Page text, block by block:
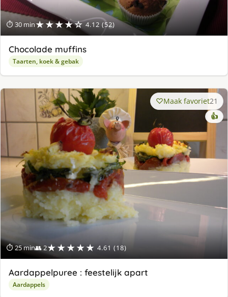
⏱ 30 min★★★★☆ 4.12 (52)
Chocolade muffins
Taarten, koek & gebak
⏱ 25 min👥 2★★★★★ 4.61 (18)
Maak favoriet21
👍
Aardappelpuree : feestelijk apart
Aardappels